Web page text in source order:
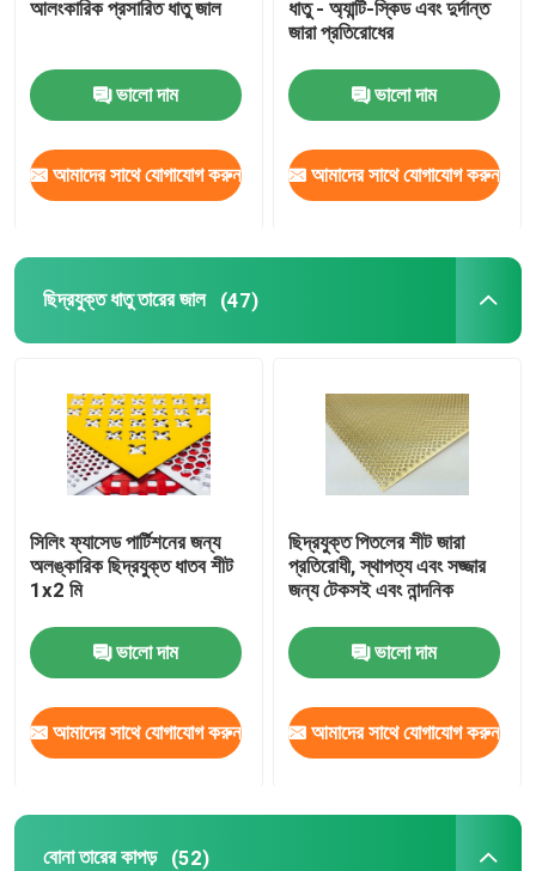
পাইপলাইন মজবুত জাল
আলংকারিক প্রসারিত ধাতু জাল
ভালো দাম
আমাদের সাথে যোগাযোগ করুন
ধাতু - অ্যান্টি-স্কিড এবং দুর্দান্ত
জারা প্রতিরোধের
ভালো দাম
আমাদের সাথে যোগাযোগ করুন
ছিদ্রযুক্ত ধাতু তারের জাল (47)
সিলিং ফ্যাসেড পার্টিশনের জন্য
অলঙ্কারিক ছিদ্রযুক্ত ধাতব শীট
1x2 মি
ভালো দাম
আমাদের সাথে যোগাযোগ করুন
ছিদ্রযুক্ত পিতলের শীট জারা
প্রতিরোধী, স্থাপত্য এবং সজ্জার
জন্য টেকসই এবং নান্দনিক
ভালো দাম
আমাদের সাথে যোগাযোগ করুন
বোনা তারের কাপড় (52)